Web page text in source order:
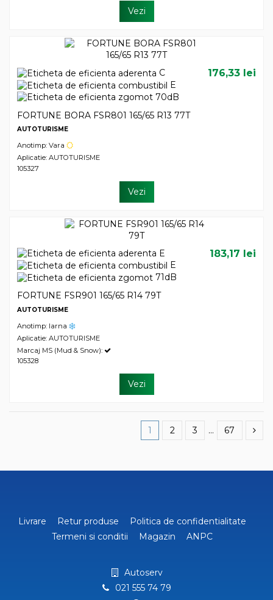
Vezi
C
E
70dB
FORTUNE BORA FSR801 165/65 R13 77T
AUTOTURISME
Anotimp: Vara
Aplicatie: AUTOTURISME
105327
176,33 lei
Vezi
E
E
71dB
FORTUNE FSR901 165/65 R14 79T
AUTOTURISME
Anotimp: Iarna
Aplicatie: AUTOTURISME
Marcaj MS (Mud & Snow):
105328
183,17 lei
Vezi
1 2 3 … 67
Livrare Retur produse
Politica de confidentialitate
Termeni si conditii
Magazin ANPC
Autoserv
021 555 74 79